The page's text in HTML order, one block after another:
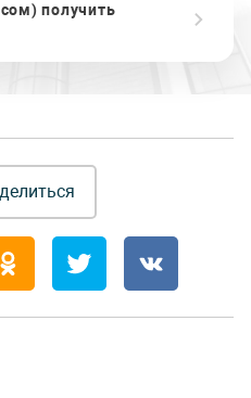
получить